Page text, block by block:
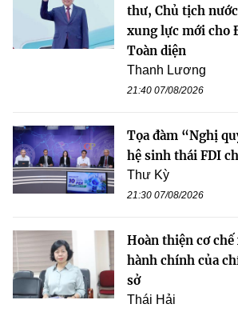
thư, Chủ tịch
xung lực mới cho
Toàn diện
Thanh Lương
21:40 07/08/2026
Tọa đàm “Nghị
hệ sinh thái FDI
Thư Kỳ
21:30 07/08/2026
Hoàn thiện cơ
hành chính của
sở
Thái Hải